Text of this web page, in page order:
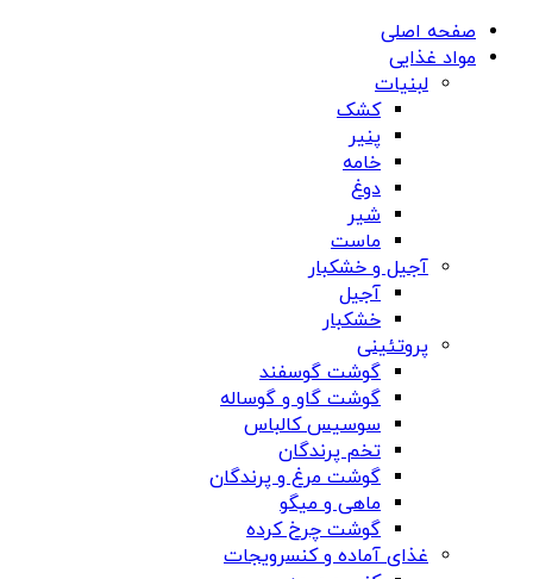
صفحه اصلی
مواد غذایی
لبنیات
کشک
پنیر
خامه
دوغ
شیر
ماست
آجیل و خشکبار
آجیل
خشکبار
پروتئینی
گوشت گوسفند
گوشت گاو و گوساله
سوسیس کالباس
تخم پرندگان
گوشت مرغ و پرندگان
ماهی و میگو
گوشت چرخ کرده
غذای آماده و کنسرویجات